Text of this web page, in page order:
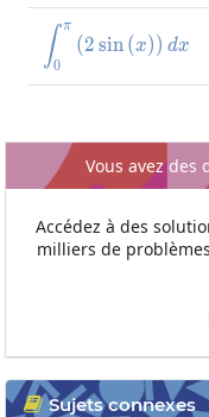
∫0
π
(2 sin(x) ) dx
Vous avez des
Accédez à des
milliers de
 Sujets connexes